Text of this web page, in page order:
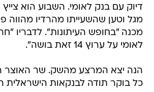
דיוק עם בנק לאומי. השבוע הוא צייץ
מגל וטען שהשעייתו מהרדיו מהווה
מכנה "בחופש העיתונות". לדבריו
לאומי על ערוץ 14 זאת בושה".
הנה יצא המרצע מהשק. שר האוצר
כל בוקר תודה לבנקאות הישראלית